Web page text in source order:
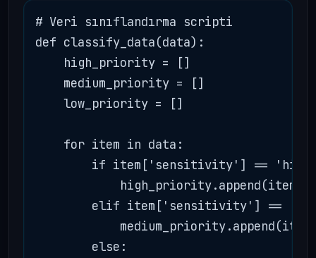
# Veri sınıflandırma scripti
def classify_data(data):
    high_priority = []
    medium_priority = []
    low_priority = []
    for item in data:
if item['sensitivity'] ==
            high_priority.append(item)
elif item['sensitivity'] ==
        else: